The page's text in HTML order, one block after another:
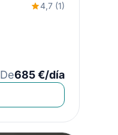
4,7 (1)
De685 €/día